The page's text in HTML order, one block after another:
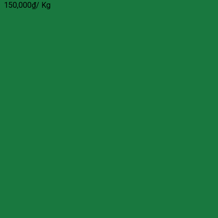
150,000₫/ Kg